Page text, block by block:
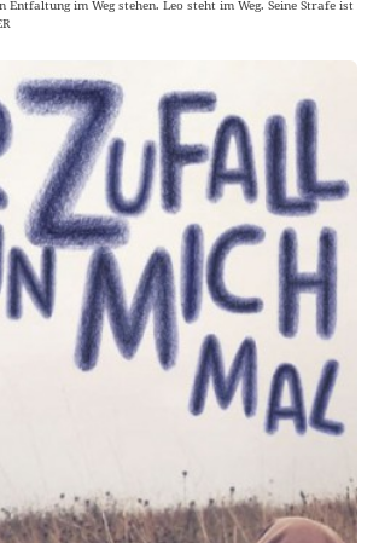
Entfaltung im Weg stehen. Leo steht im Weg. Seine Strafe ist